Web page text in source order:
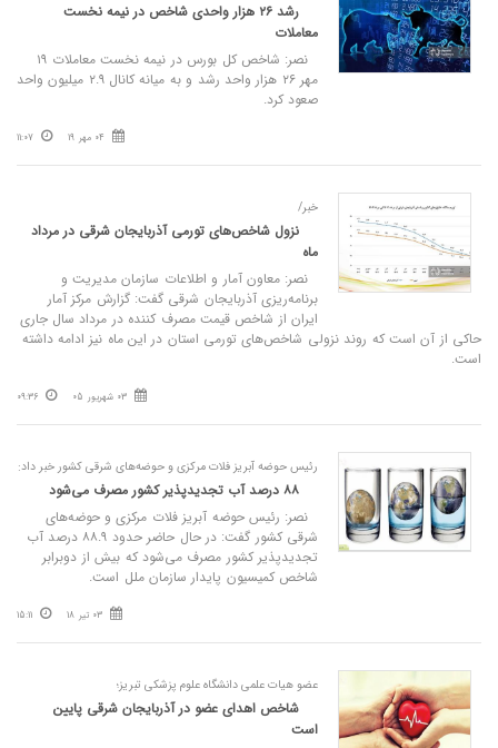
رشد ۲۶ هزار واحدی شاخص در نیمه نخست
معاملات
نصر: شاخص کل بورس در نیمه نخست معاملات ۱۹
مهر ۲۶ هزار واحد رشد و به میانه کانال ۲.۹ میلیون واحد
صعود کرد.
04 مهر 19 11:07
خبر/
نزول شاخص‌های تورمی آذربایجان شرقی در مرداد
ماه
نصر: معاون آمار و اطلاعات سازمان مدیریت و
برنامه‌ریزی آذربایجان شرقی گفت: گزارش مرکز آمار
ایران از شاخص قیمت مصرف کننده در مرداد سال جاری
حاکی از آن است که روند نزولی شاخص‌های تورمی استان در این ماه نیز ادامه داشته
است.
03 شهریور 05 09:36
رئیس حوضه آبریز فلات مرکزی و حوضه‌های شرقی کشور خبر داد:
نصر: رئیس حوضه آبریز فلات مرکزی و حوضه‌های
شرقی کشور گفت: در حال حاضر حدود ۸۸.۹ درصد آب
تجدیدپذیر کشور مصرف می‌شود که بیش از دوبرابر
شاخص کمیسیون پایدار سازمان ملل است.
03 تیر 18 15:11
عضو هیات علمی دانشگاه علوم پزشکی تبریز؛
شاخص اهدای عضو در آذربایجان شرقی پایین
است